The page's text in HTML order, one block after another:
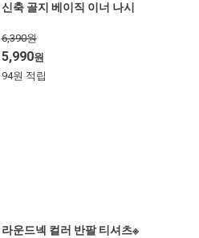
신축 골지 베이직 이너 나시
6,390원
5,990원
94원 적립
라운드넥 컬러 반팔 티셔츠※